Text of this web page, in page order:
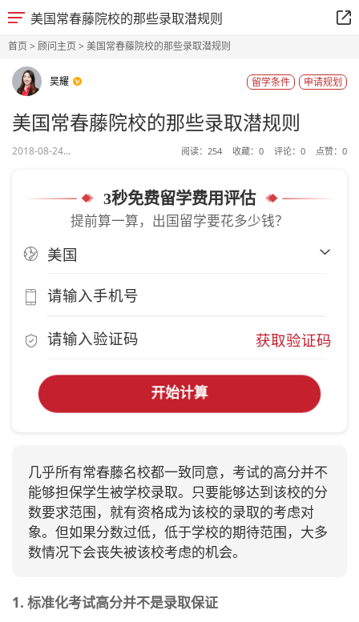
美国常春藤院校的那些录取潜规则
首页> 顾问主页> 美国常春藤院校的那些录取潜规则
吴耀 申请规划
留学条件
美国常春藤院校的那些录取潜规则
2018-08-24... 阅读： 254 收藏： 0 评论： 0 点赞： 0
3秒免费留学费用评估
提前算一算，出国留学要花多少钱？
获取验证码
开始计算
几乎所有常春藤名校都一致同意，考试的高分并不
能够担保学生被学校录取。只要能够达到该校的分
数要求范围，就有资格成为该校的录取的考虑对
象。但如果分数过低，低于学校的期待范围，大多
数情况下会丧失被该校考虑的机会。
1. 标准化考试高分并不是录取保证